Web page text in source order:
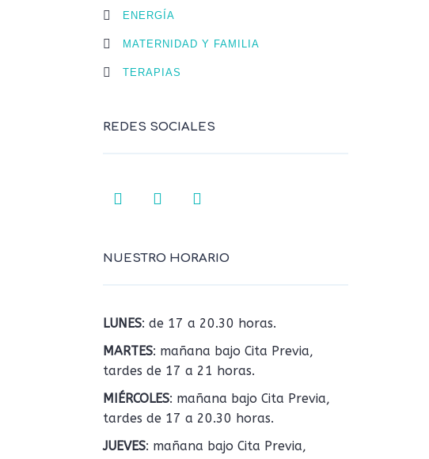
ENERGÍA
MATERNIDAD Y FAMILIA
TERAPIAS
REDES SOCIALES
NUESTRO HORARIO
LUNES: de 17 a 20.30 horas.
MARTES: mañana bajo Cita Previa,
tardes de 17 a 21 horas.
MIÉRCOLES: mañana bajo Cita Previa,
tardes de 17 a 20.30 horas.
JUEVES: mañana bajo Cita Previa,